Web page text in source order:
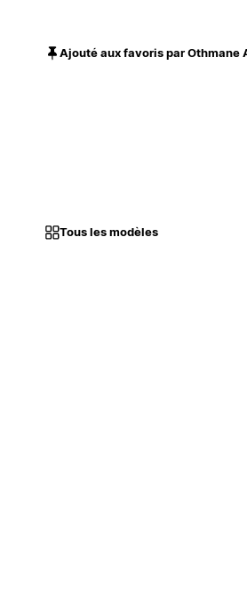
Ajouté aux favoris par Othmane
Tous les modèles